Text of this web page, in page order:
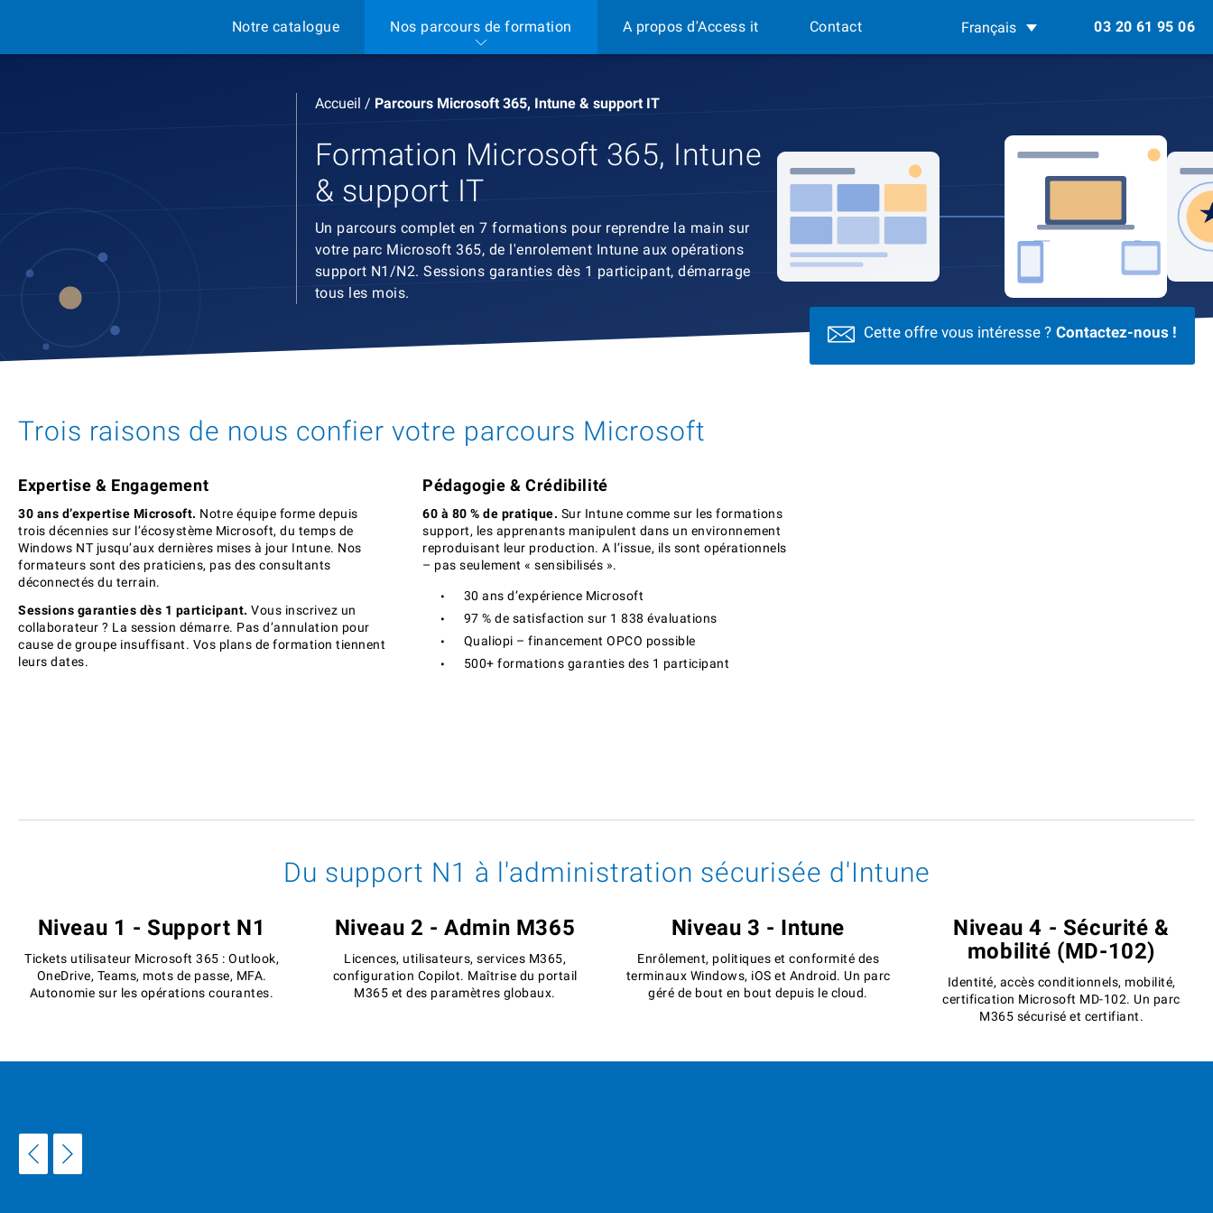
Notre catalogue Nos parcours de formation A propos d'Access it Contact 03 20 61 95 06
Français
Accueil / Parcours Microsoft 365, Intune & support IT
Formation Microsoft 365, Intune
& support IT
Un parcours complet en 7 formations pour reprendre la main sur
votre parc Microsoft 365, de l'enrolement Intune aux opérations
support N1/N2. Sessions garanties dès 1 participant, démarrage
tous les mois.
Cette offre vous intéresse ? Contactez-nous !
Trois raisons de nous confier votre parcours Microsoft
Expertise & Engagement
30 ans d’expertise Microsoft. Notre équipe forme depuis
trois décennies sur l’écosystème Microsoft, du temps de
Windows NT jusqu’aux dernières mises à jour Intune. Nos
formateurs sont des praticiens, pas des consultants
déconnectés du terrain.
Sessions garanties dès 1 participant. Vous inscrivez un
collaborateur ? La session démarre. Pas d’annulation pour
cause de groupe insuffisant. Vos plans de formation tiennent
leurs dates.
Pédagogie & Crédibilité
60 à 80 % de pratique. Sur Intune comme sur les formations
support, les apprenants manipulent dans un environnement
reproduisant leur production. A l’issue, ils sont opérationnels
– pas seulement « sensibilisés ».
30 ans d’expérience Microsoft
97 % de satisfaction sur 1 838 évaluations
Qualiopi – financement OPCO possible
500+ formations garanties des 1 participant
Du support N1 à l'administration sécurisée d'Intune
Niveau 1 - Support N1
Tickets utilisateur Microsoft 365 : Outlook,
OneDrive, Teams, mots de passe, MFA.
Autonomie sur les opérations courantes.
Niveau 2 - Admin M365
Licences, utilisateurs, services M365,
configuration Copilot. Maîtrise du portail
M365 et des paramètres globaux.
Niveau 3 - Intune
Enrôlement, politiques et conformité des
terminaux Windows, iOS et Android. Un parc
géré de bout en bout depuis le cloud.
Niveau 4 - Sécurité &
mobilité (MD-102)
Identité, accès conditionnels, mobilité,
certification Microsoft MD-102. Un parc
M365 sécurisé et certifiant.